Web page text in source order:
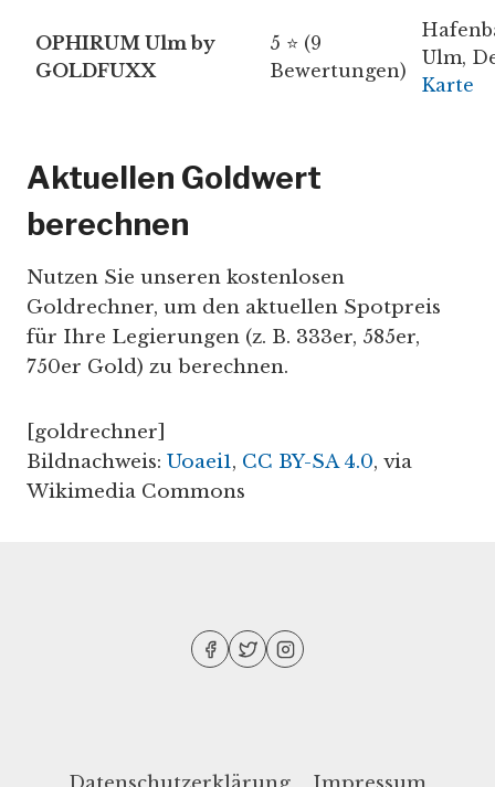
OPHIRUM Ulm by
GOLDFUXX
5 ⭐ (9
Bewertungen)
Ulm,
Karte
Aktuellen Goldwert
berechnen
Nutzen Sie unseren kostenlosen
Goldrechner, um den aktuellen Spotpreis
für Ihre Legierungen (z. B. 333er, 585er,
750er Gold) zu berechnen.
[goldrechner]
Bildnachweis: Uoaei1, CC BY-SA 4.0, via
Wikimedia Commons